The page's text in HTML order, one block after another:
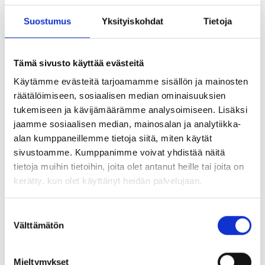
Suostumus Yksityiskohdat Tietoja
Tämä sivusto käyttää evästeitä
Käytämme evästeitä tarjoamamme sisällön ja mainosten
räätälöimiseen, sosiaalisen median ominaisuuksien
tukemiseen ja kävijämäärämme analysoimiseen. Lisäksi
jaamme sosiaalisen median, mainosalan ja analytiikka-
alan kumppaneillemme tietoja siitä, miten käytät
sivustoamme. Kumppanimme voivat yhdistää näitä
tietoja muihin tietoihin, joita olet antanut heille tai joita on
kerätty, kun olet käyttänyt heidän palvelujaan.
valinta
Välttämätön
Mieltymykset
esimerkiksi bio- ja lehtijätteitä. Näin säästyy
luonnonvaroja ja kokonaisia ekosysteemejä
Vastaanotamme myös maarakentamisessa
poistettavaa ylijäämämaata, jonka tuotteistamme ja
varastoimme muille toimijoille.
Ympäristöä ja monimuotoisuutta